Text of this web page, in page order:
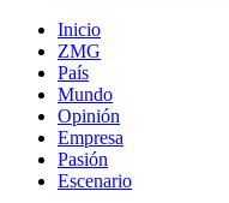
Inicio
ZMG
País
Mundo
Opinión
Empresa
Pasión
Escenario